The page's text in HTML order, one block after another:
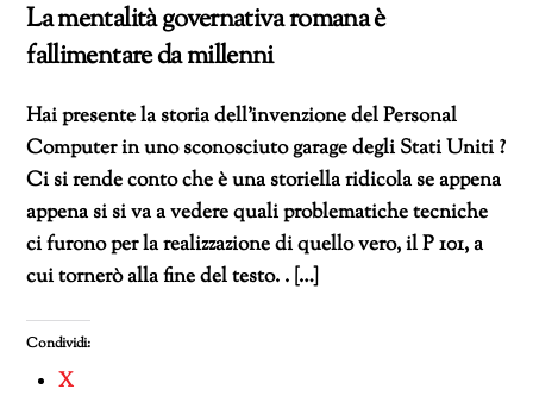
La mentalità governativa romana è
fallimentare da millenni
Hai presente la storia dell’invenzione del Personal
Computer in uno sconosciuto garage degli Stati Uniti ?
Ci si rende conto che è una storiella ridicola se appena
appena si si va a vedere quali problematiche tecniche
ci furono per la realizzazione di quello vero, il P 101, a
cui tornerò alla fine del testo. . […]
Condividi:
X